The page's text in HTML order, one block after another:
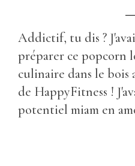
Addictif, tu dis ?
préparer ce popcorn
culinaire dans le bois
de HappyFitness !
potentiel miam en